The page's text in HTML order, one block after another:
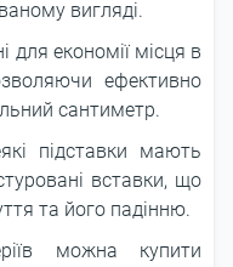
вигляді.
для економії місця в
ефективно
сантиметр.
підставки мають
вставки, що
та його падінню.
можна купити